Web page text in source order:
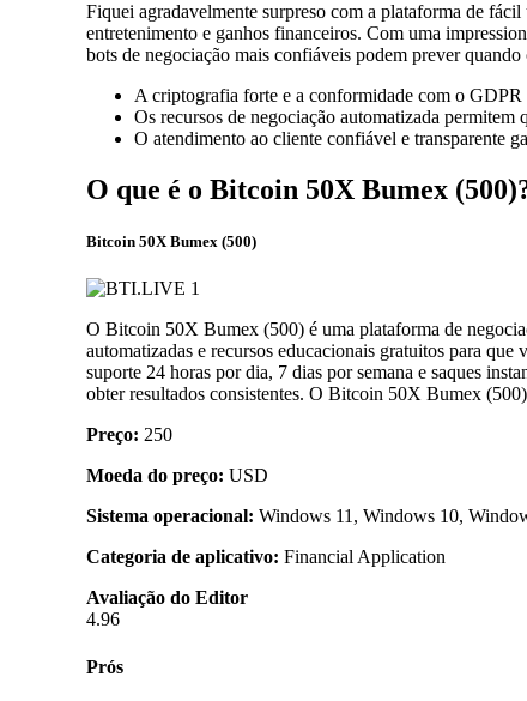
Fiquei agradavelmente surpreso com a plataforma de
entretenimento e ganhos financeiros. Com uma
bots de negociação mais confiáveis podem prever quando
A criptografia forte e a conformidade com o GDPR
Os recursos de negociação automatizada
O atendimento ao cliente confiável e transparente
O que é o Bitcoin 50X Bumex
Bitcoin 50X Bumex (500)
O Bitcoin 50X Bumex (500) é uma plataforma de
automatizadas e recursos educacionais gratuitos para
suporte 24 horas por dia, 7 dias por semana e saques
obter resultados consistentes. O Bitcoin 50X Bumex
Preço: 250
Moeda do preço: USD
Sistema operacional: Windows 11, Windows 10,
Categoria de aplicativo: Financial Application
Avaliação do Editor
4.96
Prós